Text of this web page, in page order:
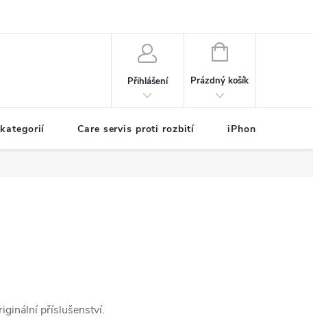
Přihlášení
NÁKUPNÍ
Prázdný košík
Care servis proti rozbití iPhone na
příslušenství.